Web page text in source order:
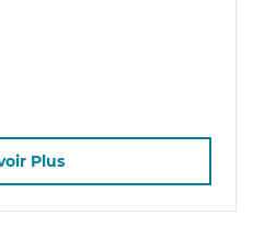
Plus